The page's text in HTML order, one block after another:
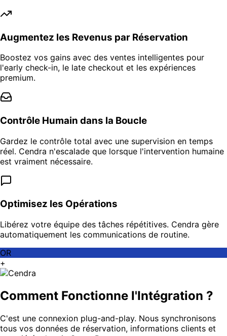
Augmentez les Revenus par Réservation
Boostez vos gains avec des ventes intelligentes pour
l'early check-in, le late checkout et les expériences
premium.
Contrôle Humain dans la Boucle
Gardez le contrôle total avec une supervision en temps
réel. Cendra n'escalade que lorsque l'intervention humaine
est vraiment nécessaire.
Optimisez les Opérations
Libérez votre équipe des tâches répétitives. Cendra gère
automatiquement les communications de routine.
OR
+
Comment Fonctionne l'Intégration ?
C'est une connexion plug-and-play. Nous synchronisons
tous vos données de réservation, informations clients et